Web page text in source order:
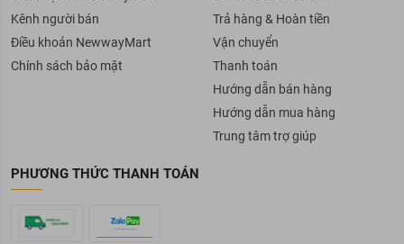
Kênh người bán
Điều khoản NewwayMart
Chính sách bảo mật
Trả hàng & Hoàn tiền
Vận chuyển
Thanh toán
Hướng dẫn bán hàng
Hướng dẫn mua hàng
Trung tâm trợ giúp
PHƯƠNG THỨC THANH TOÁN